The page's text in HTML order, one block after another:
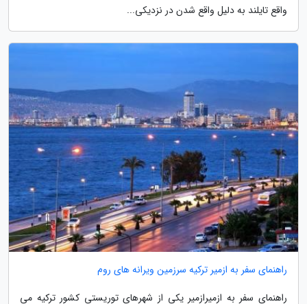
واقع تایلند به دلیل واقع شدن در نزدیکی...
راهنمای سفر به ازمیر ترکیه سرزمین ویرانه های روم
راهنمای سفر به ازمیرازمیر یکی از شهرهای توریستی کشور ترکیه می